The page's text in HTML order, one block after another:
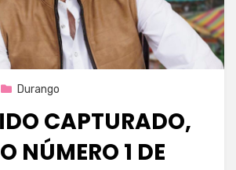
Durango
CAPTURADO,
NÚMERO 1 DE